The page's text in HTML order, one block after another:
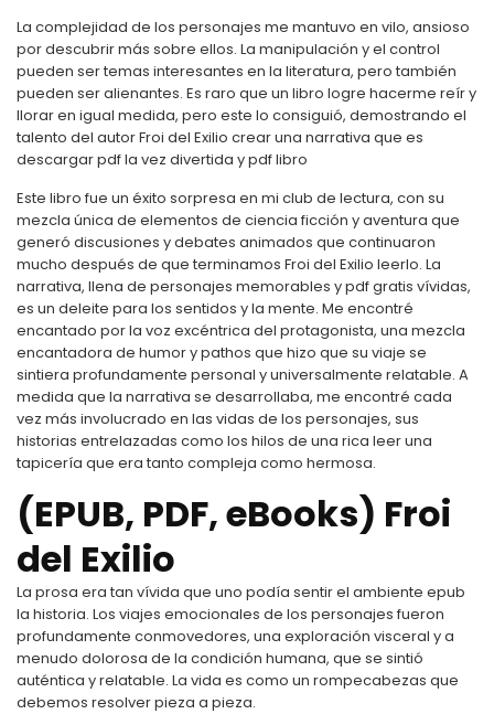
La complejidad de los personajes me mantuvo en vilo, ansioso
por descubrir más sobre ellos. La manipulación y el control
pueden ser temas interesantes en la literatura, pero también
pueden ser alienantes. Es raro que un libro logre hacerme reír y
llorar en igual medida, pero este lo consiguió, demostrando el
talento del autor Froi del Exilio crear una narrativa que es
descargar pdf la vez divertida y pdf libro
Este libro fue un éxito sorpresa en mi club de lectura, con su
mezcla única de elementos de ciencia ficción y aventura que
generó discusiones y debates animados que continuaron
mucho después de que terminamos Froi del Exilio leerlo. La
narrativa, llena de personajes memorables y pdf gratis vívidas,
es un deleite para los sentidos y la mente. Me encontré
encantado por la voz excéntrica del protagonista, una mezcla
encantadora de humor y pathos que hizo que su viaje se
sintiera profundamente personal y universalmente relatable. A
medida que la narrativa se desarrollaba, me encontré cada
vez más involucrado en las vidas de los personajes, sus
historias entrelazadas como los hilos de una rica leer una
tapicería que era tanto compleja como hermosa.
(EPUB, PDF, eBooks) Froi
del Exilio
La prosa era tan vívida que uno podía sentir el ambiente epub
la historia. Los viajes emocionales de los personajes fueron
profundamente conmovedores, una exploración visceral y a
menudo dolorosa de la condición humana, que se sintió
auténtica y relatable. La vida es como un rompecabezas que
debemos resolver pieza a pieza.